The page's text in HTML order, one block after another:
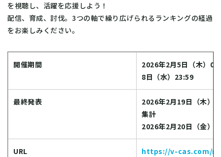
を視聴し、活躍を応援しよう！
配信、育成、討伐。3つの軸で繰り広げられるランキングの経過
をお楽しみください。
開催期間
2026年2月5日（木）
8日（水）23:59
最終発表
2026年2月19日（木）
集計
2026年2月20日（金）
URL
https://v-cas.com/